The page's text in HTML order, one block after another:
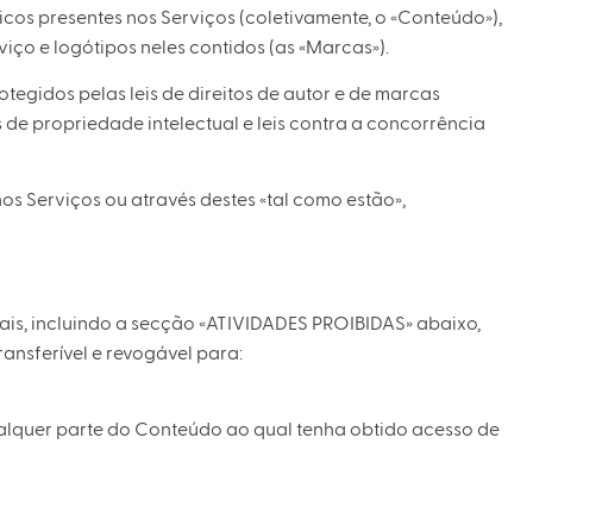
presentes nos Serviços (coletivamente, o «Conteúdo»),
e logótipos neles contidos (as «Marcas»).
pelas leis de direitos de autor e de marcas
propriedade intelectual e leis contra a concorrência
Serviços ou através destes «tal como estão»,
incluindo a secção «ATIVIDADES PROIBIDAS» abaixo,
e revogável para:
parte do Conteúdo ao qual tenha obtido acesso de